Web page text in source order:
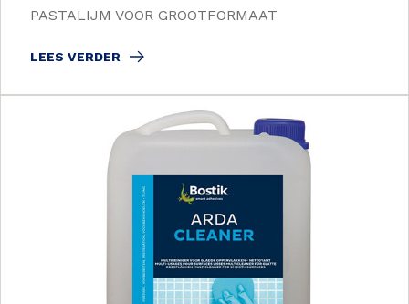
PASTALIJM VOOR GROOTFORMAAT
LEES VERDER